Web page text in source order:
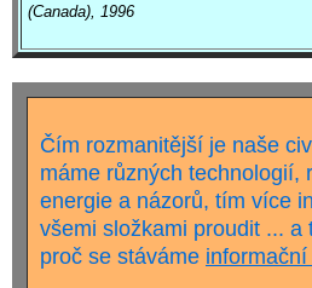
(Canada), 1996
Čím rozmanitější je naše
máme různých technologií,
energie a názorů, tím více
všemi složkami proudit ... a
proč se stáváme